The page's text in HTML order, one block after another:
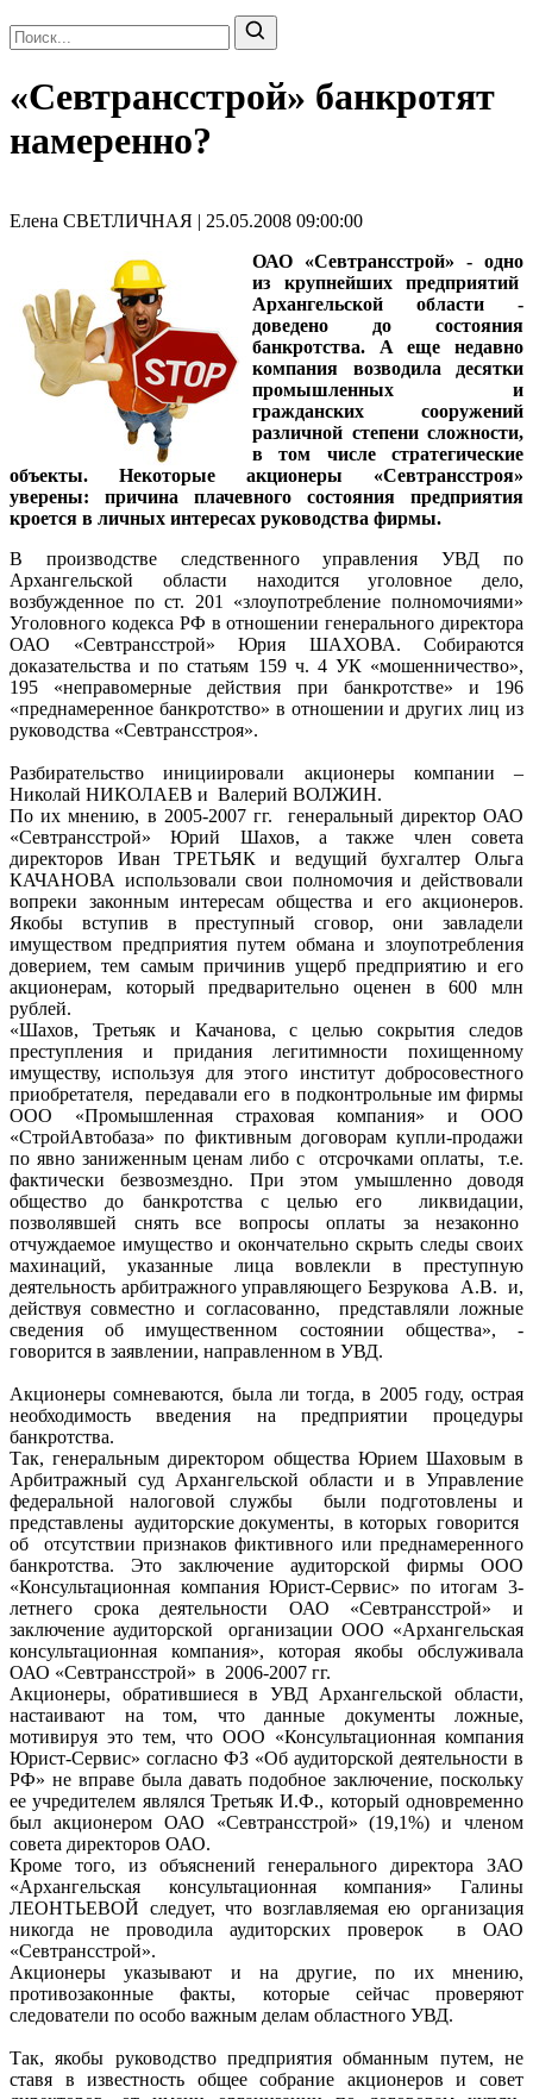
«Севтрансстрой» банкротят
намеренно?
Елена СВЕТЛИЧНАЯ | 25.05.2008 09:00:00
ОАО «Севтрансстрой» - одно
из крупнейших предприятий
Архангельской области -
доведено до состояния
банкротства. А еще недавно
компания возводила десятки
промышленных и
гражданских сооружений
различной степени сложности,
в том числе стратегические
объекты. Некоторые акционеры «Севтрансстроя»
уверены: причина плачевного состояния предприятия
кроется в личных интересах руководства фирмы.
В производстве следственного управления УВД по
Архангельской области находится уголовное дело,
возбужденное по ст. 201 «злоупотребление полномочиями»
Уголовного кодекса РФ в отношении генерального директора
ОАО «Севтрансстрой» Юрия ШАХОВА. Собираются
доказательства и по статьям 159 ч. 4 УК «мошенничество»,
195 «неправомерные действия при банкротстве» и 196
«преднамеренное банкротство» в отношении и других лиц из
руководства «Севтрансстроя».
Разбирательство инициировали акционеры компании –
Николай НИКОЛАЕВ и Валерий ВОЛЖИН.
По их мнению, в 2005-2007 гг. генеральный директор ОАО
«Севтрансстрой» Юрий Шахов, а также член совета
директоров Иван ТРЕТЬЯК и ведущий бухгалтер Ольга
КАЧАНОВА использовали свои полномочия и действовали
вопреки законным интересам общества и его акционеров.
Якобы вступив в преступный сговор, они завладели
имуществом предприятия путем обмана и злоупотребления
доверием, тем самым причинив ущерб предприятию и его
акционерам, который предварительно оценен в 600 млн
рублей.
«Шахов, Третьяк и Качанова, с целью сокрытия следов
преступления и придания легитимности похищенному
имуществу, используя для этого институт добросовестного
приобретателя, передавали его в подконтрольные им фирмы
ООО «Промышленная страховая компания» и ООО
«СтройАвтобаза» по фиктивным договорам купли-продажи
по явно заниженным ценам либо с отсрочками оплаты, т.е.
фактически безвозмездно. При этом умышленно доводя
общество до банкротства с целью его ликвидации,
позволявшей снять все вопросы оплаты за незаконно
отчуждаемое имущество и окончательно скрыть следы своих
махинаций, указанные лица вовлекли в преступную
деятельность арбитражного управляющего Безрукова А.В. и,
действуя совместно и согласованно, представляли ложные
сведения об имущественном состоянии общества», -
говорится в заявлении, направленном в УВД.
Акционеры сомневаются, была ли тогда, в 2005 году, острая
необходимость введения на предприятии процедуры
банкротства.
Так, генеральным директором общества Юрием Шаховым в
Арбитражный суд Архангельской области и в Управление
федеральной налоговой службы были подготовлены и
представлены аудиторские документы, в которых говорится
об отсутствии признаков фиктивного или преднамеренного
банкротства. Это заключение аудиторской фирмы ООО
«Консультационная компания Юрист-Сервис» по итогам 3-
летнего срока деятельности ОАО «Севтрансстрой» и
заключение аудиторской организации ООО «Архангельская
консультационная компания», которая якобы обслуживала
ОАО «Севтрансстрой» в 2006-2007 гг.
Акционеры, обратившиеся в УВД Архангельской области,
настаивают на том, что данные документы ложные,
мотивируя это тем, что ООО «Консультационная компания
Юрист-Сервис» согласно ФЗ «Об аудиторской деятельности в
РФ» не вправе была давать подобное заключение, поскольку
ее учредителем являлся Третьяк И.Ф., который одновременно
был акционером ОАО «Севтрансстрой» (19,1%) и членом
совета директоров ОАО.
Кроме того, из объяснений генерального директора ЗАО
«Архангельская консультационная компания» Галины
ЛЕОНТЬЕВОЙ следует, что возглавляемая ею организация
никогда не проводила аудиторских проверок в ОАО
«Севтрансстрой».
Акционеры указывают и на другие, по их мнению,
противозаконные факты, которые сейчас проверяют
следователи по особо важным делам областного УВД.
Так, якобы руководство предприятия обманным путем, не
ставя в известность общее собрание акционеров и совет